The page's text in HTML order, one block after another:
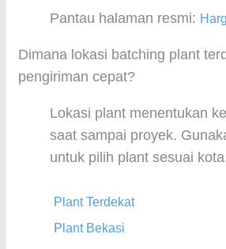
Pantau halaman resmi:
Dimana lokasi batching plant
pengiriman cepat?
Lokasi plant menentukan
saat sampai proyek.
untuk pilih plant sesuai
Plant Terdekat
Plant Bekasi